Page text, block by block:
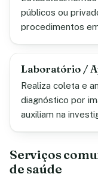
públicos ou
procedimentos
Laboratório /
Realiza coleta e
diagnóstico por
auxiliam na
Serviços
de saúde